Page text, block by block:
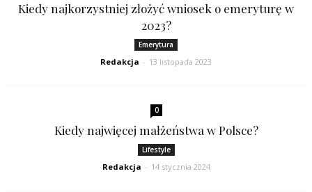
Kiedy najkorzystniej złożyć wniosek o emeryturę w
2023?
Emerytura
Redakcja - 13 listopada 2023
0
Kiedy najwięcej małżeństwa w Polsce?
Lifestyle
Redakcja - 14 stycznia 2024